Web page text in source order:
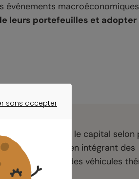
événements
leurs portefeuilles et adopter
de répartir le capital selon
traditionnelles, en intégrant des
variées et des véhicules
sans accepter